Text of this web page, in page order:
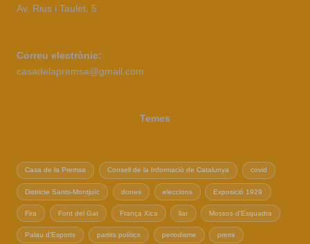
Av. Rius i Taulet, 5
Correu electrònic:
casadelapremsa@gmail.com
Temes
Casa de la Premsa Consell de la Informació de Catalunya covid
Districte Sants-Montjuïc dones eleccions Exposició 1929
Fira Font del Gat França Xica llar Mossos d'Esquadra
Palau d'Esports partits polítics periodisme premi